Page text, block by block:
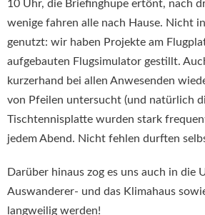
10 Uhr, die Briefinghupe ertönt, nach
wenige fahren alle nach Hause. Nicht
genutzt: wir haben Projekte am
aufgebauten Flugsimulator gestillt.
kurzerhand bei allen Anwesenden
von Pfeilen untersucht (und natürlich
Tischtennisplatte wurden stark
jedem Abend. Nicht fehlen durften
Darüber hinaus zog es uns auch in die
Auswanderer- und das Klimahaus
langweilig werden!